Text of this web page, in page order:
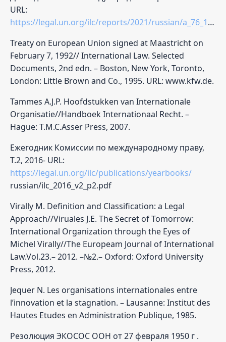
URL:
https://legal.un.org/ilc/reports/2021/russian/a_76_10.pdf
Treaty on European Union signed at Maastricht on
February 7, 1992// International Law. Selected
Documents, 2nd edn. – Boston, New York, Toronto,
London: Little Brown and Co., 1995. URL: www.kfw.de.
Tammes A.J.P. Hoofdstukken van Internationale
Organisatie//Handboek Internationaal Recht. –
Hague: T.M.C.Asser Press, 2007.
Ежегодник Комиссии по международному праву,
Т.2, 2016- URL:
https://legal.un.org/ilc/publications/yearbooks/
russian/ilc_2016_v2_p2.pdf
Virally M. Definition and Classification: a Legal
Approach//Viruales J.E. The Secret of Tomorrow:
International Organization through the Eyes of
Michel Virally//The Europeam Journal of International
Law.Vol.23.– 2012. –№2.– Oxford: Oxford University
Press, 2012.
Jequer N. Les organisations internationales entre
l’innovation et la stagnation. – Lausanne: Institut des
Hautes Etudes en Administration Publique, 1985.
Резолюция ЭКОСОС ООН от 27 февраля 1950 г .